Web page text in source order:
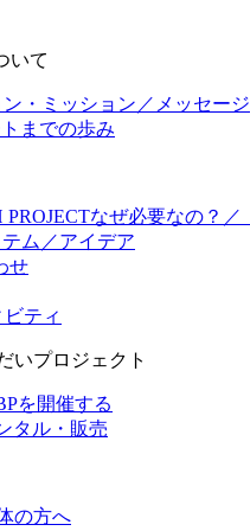
いて
ン・ミッション／メッセージ
までの歩み
なぜ必要なの？／
ム／アイデア
せ
ティ
いプロジェクト
を開催する
タル・販売
の方へ